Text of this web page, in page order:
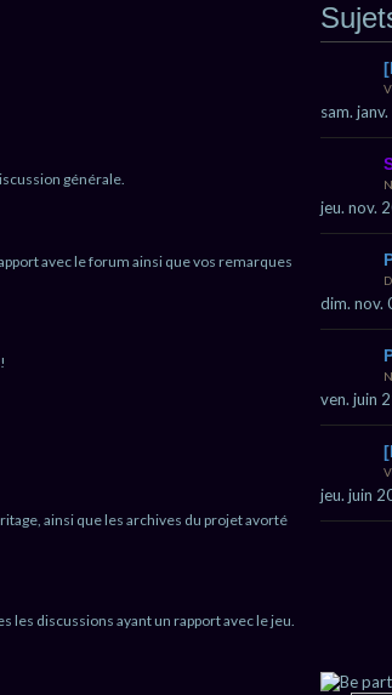
sam.
jeu. nov.
dim. nov.
ven. juin
jeu. juin
générale.
avec le forum ainsi que vos remarques
ainsi que les archives du projet avorté
les discussions ayant un rapport avec le jeu.